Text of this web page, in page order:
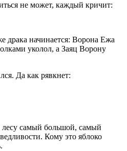
не может, каждый кричит:
драка начинается: Ворона Ежа
уколол, а Заяц Ворону
Да как рявкнет:
самый большой, самый
Кому это яблоко